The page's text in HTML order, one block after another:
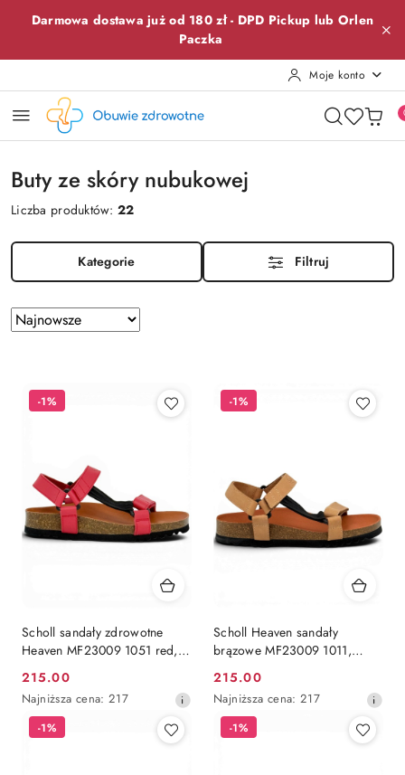
Przejdź do treści głównej
Przejdź do wyszukiwarki
Przejdź do moje konto
Przejdź do menu głównego
Przejdź do stopki
Darmowa dostawa już od 180 zł - DPD Pickup lub Orlen
Paczka
Moje konto
Buty ze skóry nubukowej
Liczba produktów:22
Kategorie Filtruj
Zastosowano
sortowanie:
Sortuj
według
Scholl sandały zdrowotne
Heaven MF23009 1051 red,
regulowana tęgość E-F-G
Cena
promocyjna:
215.00
Najniższa
cena
Najniższa cena: 217
-1%
Scholl Heaven sandały
brązowe MF23009 1011,
regulacja E-F-G (stopy
normalne i wąskie)
Cena
promocyjna:
215.00
Najniższa
cena
Najniższa cena: 217
-1%
-1% -1%